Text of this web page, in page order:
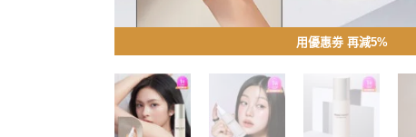
用優惠劵 再減5%